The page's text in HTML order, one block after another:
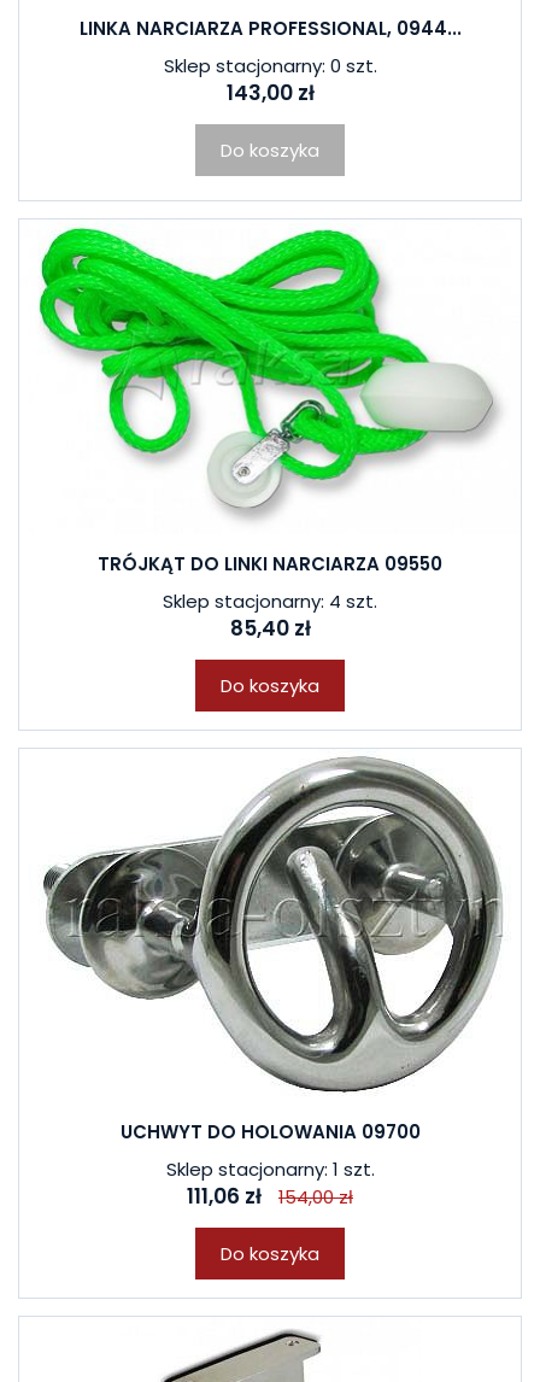
LINKA NARCIARZA PROFESSIONAL, 0944...
Sklep stacjonarny: 0 szt.
143,00 zł
Do koszyka
TRÓJKĄT DO LINKI NARCIARZA 09550
Sklep stacjonarny: 4 szt.
85,40 zł
Do koszyka
UCHWYT DO HOLOWANIA 09700
Sklep stacjonarny: 1 szt.
111,06 zł 154,00 zł
Do koszyka